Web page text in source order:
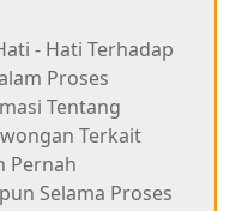
- Hati Terhadap
Proses
Tentang
Terkait
Pernah
Selama Proses